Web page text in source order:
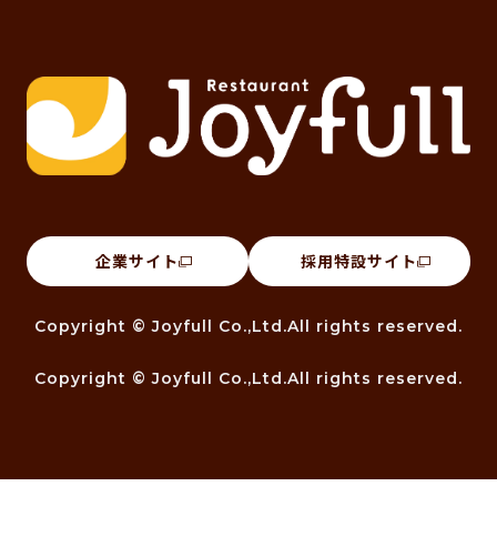
企業サイト 採用特設サイト
Copyright © Joyfull Co.,Ltd.All rights reserved.
Copyright © Joyfull Co.,Ltd.All rights reserved.